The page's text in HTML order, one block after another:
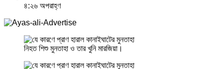
৪:২৬ অপরাহ্ণ
নিহত শিশু মুনতাহা ও তার খুনি মারজিয়া।